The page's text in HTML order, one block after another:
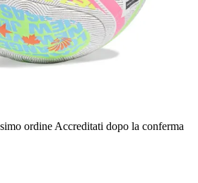
ordine Accreditati dopo la conferma